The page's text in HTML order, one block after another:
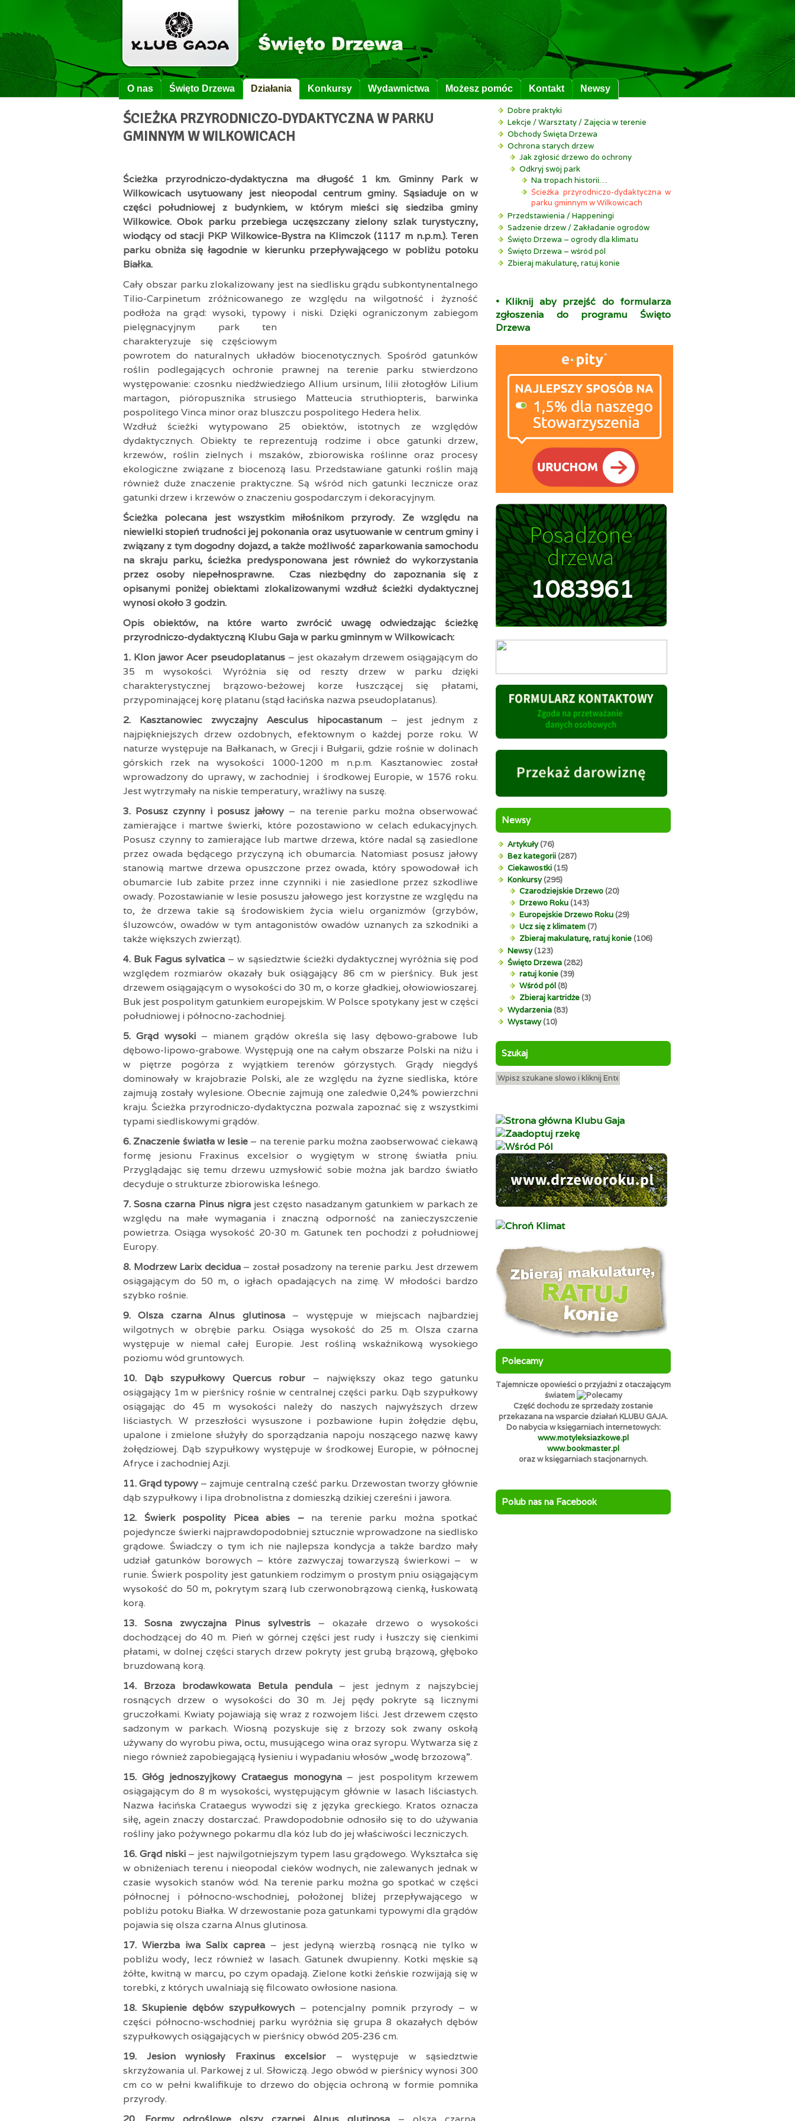
O nas Święto Drzewa Działania Konkursy Wydawnictwa Możesz pomóc Kontakt Newsy
ŚCIEŻKA PRZYRODNICZO-DYDAKTYCZNA W PARKU
GMINNYM W WILKOWICACH
Ścieżka przyrodniczo-dydaktyczna ma długość 1 km. Gminny Park w
Wilkowicach usytuowany jest nieopodal centrum gminy. Sąsiaduje on w
części południowej z budynkiem, w którym mieści się siedziba gminy
Wilkowice. Obok parku przebiega uczęszczany zielony szlak turystyczny,
wiodący od stacji PKP Wilkowice-Bystra na Klimczok (1117 m n.p.m.). Teren
parku obniża się łagodnie w kierunku przepływającego w pobliżu potoku
Białka.
Cały obszar parku zlokalizowany jest na siedlisku grądu subkontynentalnego
Tilio-Carpinetum zróżnicowanego ze względu na wilgotność i żyzność
podłoża na grąd: wysoki, typowy i niski. Dzięki ograniczonym zabiegom
pielęgnacyjnym park ten
charakteryzuje się częściowym
powrotem do naturalnych układów biocenotycznych. Spośród gatunków
roślin podlegających ochronie prawnej na terenie parku stwierdzono
występowanie: czosnku niedźwiedziego Allium ursinum, lilii złotogłów Lilium
martagon, pióropusznika strusiego Matteucia struthiopteris, barwinka
pospolitego Vinca minor oraz bluszczu pospolitego Hedera helix.
Wzdłuż ścieżki wytypowano 25 obiektów, istotnych ze względów
dydaktycznych. Obiekty te reprezentują rodzime i obce gatunki drzew,
krzewów, roślin zielnych i mszaków, zbiorowiska roślinne oraz procesy
ekologiczne związane z biocenozą lasu. Przedstawiane gatunki roślin mają
również duże znaczenie praktyczne. Są wśród nich gatunki lecznicze oraz
gatunki drzew i krzewów o znaczeniu gospodarczym i dekoracyjnym.
Ścieżka polecana jest wszystkim miłośnikom przyrody. Ze względu na
niewielki stopień trudności jej pokonania oraz usytuowanie w centrum gminy i
związany z tym dogodny dojazd, a także możliwość zaparkowania samochodu
na skraju parku, ścieżka predysponowana jest również do wykorzystania
przez osoby niepełnosprawne. Czas niezbędny do zapoznania się z
opisanymi poniżej obiektami zlokalizowanymi wzdłuż ścieżki dydaktycznej
wynosi około 3 godzin.
Opis obiektów, na które warto zwrócić uwagę odwiedzając ścieżkę
przyrodniczo-dydaktyczną Klubu Gaja w parku gminnym w Wilkowicach:
1. Klon jawor Acer pseudoplatanus – jest okazałym drzewem osiągającym do
35 m wysokości. Wyróżnia się od reszty drzew w parku dzięki
charakterystycznej brązowo-beżowej korze łuszczącej się płatami,
przypominającej korę platanu (stąd łacińska nazwa pseudoplatanus).
2. Kasztanowiec zwyczajny Aesculus hipocastanum – jest jednym z
najpiękniejszych drzew ozdobnych, efektownym o każdej porze roku. W
naturze występuje na Bałkanach, w Grecji i Bułgarii, gdzie rośnie w dolinach
górskich rzek na wysokości 1000-1200 m n.p.m. Kasztanowiec został
wprowadzony do uprawy, w zachodniej i środkowej Europie, w 1576 roku.
Jest wytrzymały na niskie temperatury, wrażliwy na suszę.
3. Posusz czynny i posusz jałowy – na terenie parku można obserwować
zamierające i martwe świerki, które pozostawiono w celach edukacyjnych.
Posusz czynny to zamierające lub martwe drzewa, które nadal są zasiedlone
przez owada będącego przyczyną ich obumarcia. Natomiast posusz jałowy
stanowią martwe drzewa opuszczone przez owada, który spowodował ich
obumarcie lub zabite przez inne czynniki i nie zasiedlone przez szkodliwe
owady. Pozostawianie w lesie posuszu jałowego jest korzystne ze względu na
to, że drzewa takie są środowiskiem życia wielu organizmów (grzybów,
śluzowców, owadów w tym antagonistów owadów uznanych za szkodniki a
także większych zwierząt).
4. Buk Fagus sylvatica – w sąsiedztwie ścieżki dydaktycznej wyróżnia się pod
względem rozmiarów okazały buk osiągający 86 cm w pierśnicy. Buk jest
drzewem osiągającym o wysokości do 30 m, o korze gładkiej, ołowiowioszarej.
Buk jest pospolitym gatunkiem europejskim. W Polsce spotykany jest w części
południowej i północno-zachodniej.
5. Grąd wysoki – mianem grądów określa się lasy dębowo-grabowe lub
dębowo-lipowo-grabowe. Występują one na całym obszarze Polski na niżu i
w piętrze pogórza z wyjątkiem terenów górzystych. Grądy niegdyś
dominowały w krajobrazie Polski, ale ze względu na żyzne siedliska, które
zajmują zostały wylesione. Obecnie zajmują one zaledwie 0,24% powierzchni
kraju. Ścieżka przyrodniczo-dydaktyczna pozwala zapoznać się z wszystkimi
typami siedliskowymi grądów.
6. Znaczenie światła w lesie – na terenie parku można zaobserwować ciekawą
formę jesionu Fraxinus excelsior o wygiętym w stronę światła pniu.
Przyglądając się temu drzewu uzmysłowić sobie można jak bardzo światło
decyduje o strukturze zbiorowiska leśnego.
7. Sosna czarna Pinus nigra jest często nasadzanym gatunkiem w parkach ze
względu na małe wymagania i znaczną odporność na zanieczyszczenie
powietrza. Osiąga wysokość 20-30 m. Gatunek ten pochodzi z południowej
Europy.
8. Modrzew Larix decidua – został posadzony na terenie parku. Jest drzewem
osiągającym do 50 m, o igłach opadających na zimę. W młodości bardzo
szybko rośnie.
9. Olsza czarna Alnus glutinosa – występuje w miejscach najbardziej
wilgotnych w obrębie parku. Osiąga wysokość do 25 m. Olsza czarna
występuje w niemal całej Europie. Jest rośliną wskaźnikową wysokiego
poziomu wód gruntowych.
10. Dąb szypułkowy Quercus robur – największy okaz tego gatunku
osiągający 1m w pierśnicy rośnie w centralnej części parku. Dąb szypułkowy
osiągając do 45 m wysokości należy do naszych najwyższych drzew
liściastych. W przeszłości wysuszone i pozbawione łupin żołędzie dębu,
upalone i zmielone służyły do sporządzania napoju noszącego nazwę kawy
żołędziowej. Dąb szypułkowy występuje w środkowej Europie, w północnej
Afryce i zachodniej Azji.
11. Grąd typowy – zajmuje centralną cześć parku. Drzewostan tworzy głównie
dąb szypułkowy i lipa drobnolistna z domieszką dzikiej czereśni i jawora.
12. Świerk pospolity Picea abies – na terenie parku można spotkać
pojedyncze świerki najprawdopodobniej sztucznie wprowadzone na siedlisko
grądowe. Świadczy o tym ich nie najlepsza kondycja a także bardzo mały
udział gatunków borowych – które zazwyczaj towarzyszą świerkowi –
w
runie. Świerk pospolity jest gatunkiem rodzimym o prostym pniu osiągającym
wysokość do 50 m, pokrytym szarą lub czerwonobrązową cienką, łuskowatą
korą.
13. Sosna zwyczajna Pinus sylvestris – okazałe drzewo o wysokości
dochodzącej do 40 m. Pień w górnej części jest rudy i łuszczy się cienkimi
płatami, w dolnej części starych drzew pokryty jest grubą brązową, głęboko
bruzdowaną korą.
14. Brzoza brodawkowata Betula pendula – jest jednym z najszybciej
rosnących drzew o wysokości do 30 m. Jej pędy pokryte są licznymi
gruczołkami. Kwiaty pojawiają się wraz z rozwojem liści. Jest drzewem często
sadzonym w parkach. Wiosną pozyskuje się z brzozy sok zwany oskołą
używany do wyrobu piwa, octu, musującego wina oraz syropu. Wytwarza się z
niego również zapobiegającą łysieniu i wypadaniu włosów „wodę brzozową”.
15. Głóg jednoszyjkowy Crataegus monogyna– jest pospolitym krzewem
osiągającym do 8 m wysokości, występującym głównie w lasach liściastych.
Nazwa łacińska Crataegus wywodzi się z języka greckiego. Kratos oznacza
siłę, agein znaczy dostarczać. Prawdopodobnie odnosiło się to do używania
rośliny jako pożywnego pokarmu dla kóz lub do jej właściwości leczniczych.
16. Grąd niski – jest najwilgotniejszym typem lasu grądowego. Wykształca się
w obniżeniach terenu i nieopodal cieków wodnych, nie zalewanych jednak w
czasie wysokich stanów wód. Na terenie parku można go spotkać w części
północnej i północno-wschodniej, położonej bliżej przepływającego w
pobliżu potoku Białka. W drzewostanie poza gatunkami typowymi dla grądów
pojawia się olsza czarna Alnus glutinosa.
17. Wierzba iwa Salix caprea – jest jedyną wierzbą rosnącą nie tylko w
pobliżu wody, lecz również w lasach. Gatunek dwupienny. Kotki męskie są
żółte, kwitną w marcu, po czym opadają. Zielone kotki żeńskie rozwijają się w
torebki, z których uwalniają się filcowato owłosione nasiona.
18. Skupienie dębów szypułkowych – potencjalny pomnik przyrody – w
części północno-wschodniej parku wyróżnia się grupa 8 okazałych dębów
szypułkowych osiągających w pierśnicy obwód 205-236 cm.
19. Jesion wyniosły Fraxinus excelsior – występuje w sąsiedztwie
skrzyżowania ul. Parkowej z ul. Słowiczą. Jego obwód w pierśnicy wynosi 300
cm co w pełni kwalifikuje to drzewo do objęcia ochroną w formie pomnika
przyrody.
Dobre praktyki
Lekcje / Warsztaty / Zajęcia w terenie
Obchody Święta Drzewa
Ochrona starych drzew
Jak zgłosić drzewo do ochrony
Odkryj swój park
Na tropach historii…
Ścieżka przyrodniczo-dydaktyczna w
parku gminnym w Wilkowicach
Przedstawienia / Happeningi
Sadzenie drzew / Zakładanie ogrodów
Święto Drzewa – ogrody dla klimatu
Święto Drzewa – wśród pól
Zbieraj makulaturę, ratuj konie
• Kliknij aby przejść do formularza
zgłoszenia do programu Święto
Drzewa
1083961
Newsy
Artykuły(76)
Bez kategorii(287)
Ciekawostki(15)
Konkursy(295)
Czarodziejskie Drzewo(20)
Drzewo Roku(143)
Europejskie Drzewo Roku(29)
Ucz się z klimatem(7)
Zbieraj makulaturę, ratuj konie(106)
Newsy(123)
Święto Drzewa(282)
ratuj konie(39)
Wśród pól(8)
Zbieraj kartridże(3)
Wydarzenia(83)
Wystawy(10)
Szukaj
Polecamy
Tajemnicze opowieści o przyjaźni z otaczającym
światem
Część dochodu ze sprzedaży zostanie
przekazana na wsparcie działań KLUBU GAJA.
Do nabycia w księgarniach internetowych:
www.motyleksiazkowe.pl
www.bookmaster.pl
oraz w księgarniach stacjonarnych.
Polub nas na Facebook